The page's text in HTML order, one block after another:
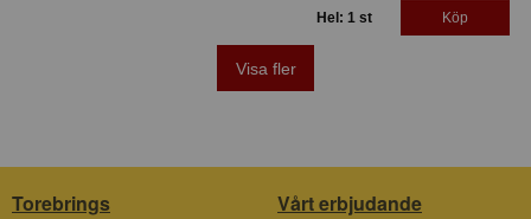
Hel: 1 st Köp
Visa fler
Torebrings Vårt erbjudande